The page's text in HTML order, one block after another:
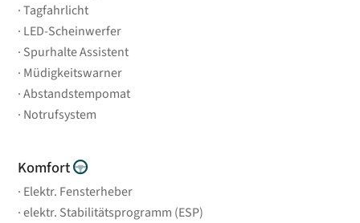
Tagfahrlicht
LED-Scheinwerfer
Spurhalte Assistent
Müdigkeitswarner
Abstandstempomat
Notrufsystem
Komfort
Elektr. Fensterheber
elektr. Stabilitätsprogramm (ESP)